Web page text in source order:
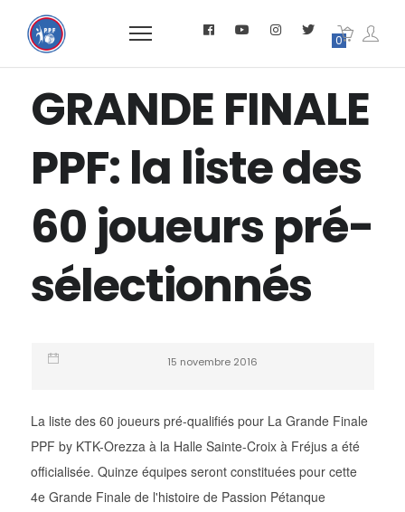
0
GRANDE FINALE
PPF: la liste des
60 joueurs pré-
sélectionnés
15 novembre 2016
La liste des 60 joueurs pré-qualifiés pour La Grande Finale
PPF by KTK-Orezza à la Halle Sainte-Croix à Fréjus a été
officialisée. Quinze équipes seront constituées pour cette
4e Grande Finale de l'histoire de Passion Pétanque